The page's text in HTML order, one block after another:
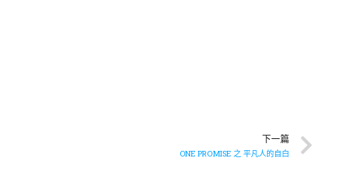
下一篇
ONE PROMISE 之 平凡人的自白